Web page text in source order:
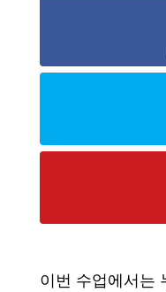
이번 수업에서는